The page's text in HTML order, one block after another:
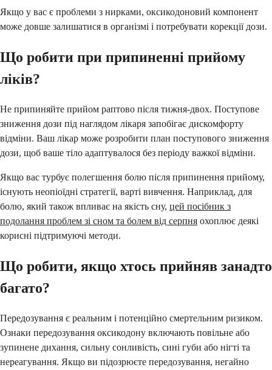
Якщо у вас є проблеми з нирками, оксикодоновий компонент
може довше залишатися в організмі і потребувати корекції дози.
Що робити при припиненні прийому
ліків?
Не припиняйте прийом раптово після тижня-двох. Поступове
зниження дози під наглядом лікаря запобігає дискомфорту
відміни. Ваш лікар може розробити план поступового зниження
дози, щоб ваше тіло адаптувалося без періоду важкої відміни.
Якщо вас турбує полегшення болю після припинення прийому,
існують неопіоїдні стратегії, варті вивчення. Наприклад, для
болю, який також впливає на якість сну, цей посібник з
подолання проблем зі сном та болем від серпня охоплює деякі
корисні підтримуючі методи.
Що робити, якщо хтось прийняв занадто
багато?
Передозування є реальним і потенційно смертельним ризиком.
Ознаки передозування оксикодону включають повільне або
зупинене дихання, сильну сонливість, сині губи або нігті та
нереагування. Якщо ви підозрюєте передозування, негайно